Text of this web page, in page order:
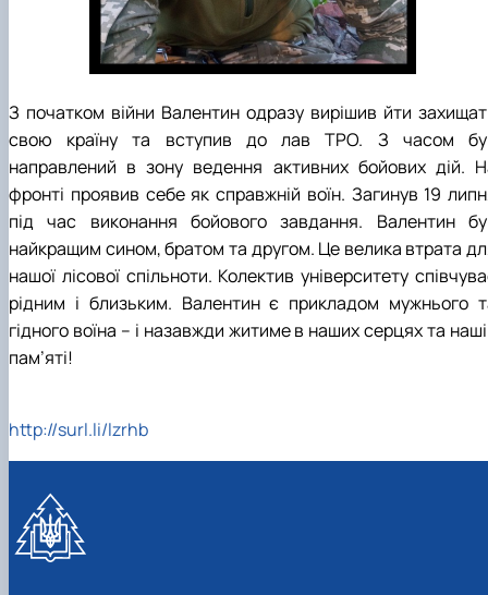
КОРЕНЬ Володимир Анатолійович
- 08.02.2025 р.), випускник 2013 рок…
ЛАЗЕБНИК Іван Вікторович (25.02.1993 -
ЛЕВЧЕНКО Валентин Віталійович
19.07.2022 р.), студент 1-го курсу …
ЛІЧНИЙ Юрій Русланович (06.05.1996 -
15.12.2024 р.), випускник 2019 року.
МИКУЛІЧ Богдан Олексійович (07.08.1991
-12.07.2023 р.), випускник 2013 року.
МИРОНЕНКО Михайло Вікторович
- 24.05.2024 р.), випускник 1999 року.
МУЗИЧЕНКО Костянтин Вікторович
(18.02.1993 – 13.02.2023 р.), випускник 2021
рок…
- 24.08.2022 р.), випускник 2011 року.
ПЕТРИЧЕНКО Віктор Михайлович
З початком війни Валентин одразу вирішив йти
свою країну та вступив до лав ТРО. З часом
направлений в зону ведення активних бойових дій.
фронті проявив себе як справжній воїн. Загинув 19
під час виконання бойового завдання. Валентин
найкращим сином, братом та другом. Це велика втрата
нашої лісової спільноти. Колектив університету
рідним і близьким. Валентин є прикладом мужнього
гідного воїна – і назавжди житиме в наших серцях та
пам’яті!
http://surl.li/lzrhb